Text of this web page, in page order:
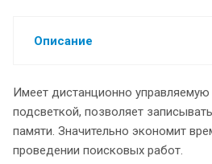
Описание
Имеет дистанционно
подсветкой, позволяет
памяти. Значительно экономит
проведении поисковых работ.